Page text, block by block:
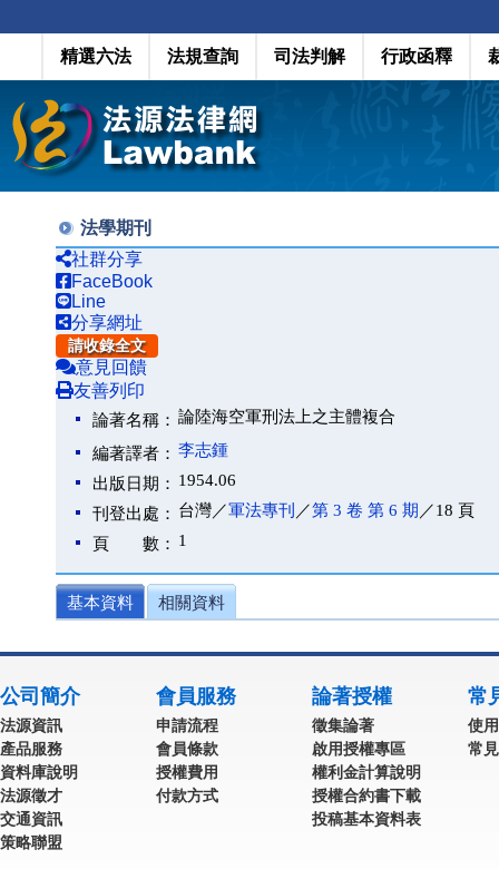
精選六法 法規查詢 司法判解 行政函釋
法學期刊
社群分享
FaceBook
Line
分享網址
請收錄全文
意見回饋
友善列印
論著名稱： 論陸海空軍刑法上之主體複合
編著譯者： 李志鍾
出版日期： 1954.06
刊登出處： 台灣／軍法專刊 ／第 3 卷 第 6 期 ／18 頁
頁 數： 1
基本資料 相關資料
公司簡介
法源資訊
產品服務
資料庫說明
法源徵才
交通資訊
策略聯盟
會員服務
申請流程
會員條款
授權費用
付款方式
論著授權
徵集論著
啟用授權專區
權利金計算說明
授權合約書下載
投稿基本資料表
常
使
常